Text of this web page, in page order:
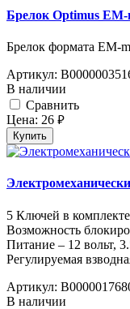
Брелок Optimus
Брелок формата EM-
Артикул:
В наличии
Cравнить
Цена: 26 руб.
Купить
5 Ключей в комплекте
Возможность
Питание – 12 вольт,
Регулируемая
Артикул:
В наличии